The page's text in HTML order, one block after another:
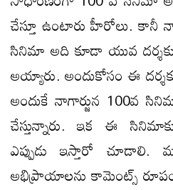
చేస్తూ ఉంటారు హీరోలు. కానీ
సినిమా అది కూడా యువ
అయ్యారు. అందుకోసం ఈ
అందుకే నాగార్జున 100వ
చేస్తున్నారు. ఇక ఈ
ఎప్పుడు ఇస్తారో
అభిప్రాయాలను కామెంట్స్